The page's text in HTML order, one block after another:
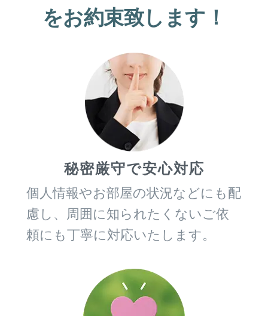
をお約束致します！
秘密厳守で安心対応
個人情報やお部屋の状況などにも配
慮し、周囲に知られたくないご依
頼にも丁寧に対応いたします。